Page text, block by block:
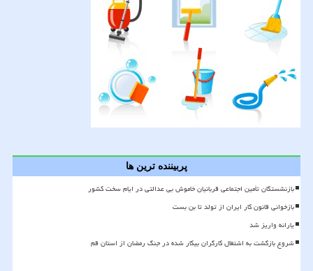
پربیننده ترین ها
بازنشستگان تأمین اجتماعی قربانیان خاموش بی عدالتی در ایام سخت کشور
بازخوانی قانون کار ایران از تولد تا بن بست
یارانه واریز شد
شروع بازگشت به اشتغال کارگران بیکار شده در جنگ رمضان از استان قم